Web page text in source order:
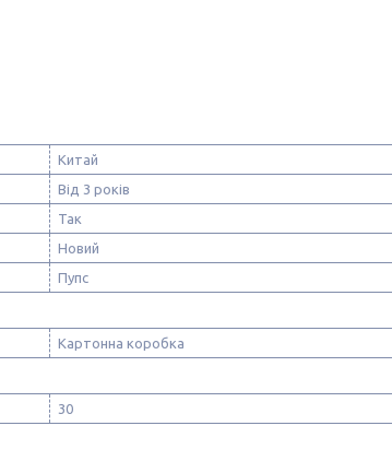
Китай
Від 3 років
Так
Новий
Пупс
Картонна коробка
30